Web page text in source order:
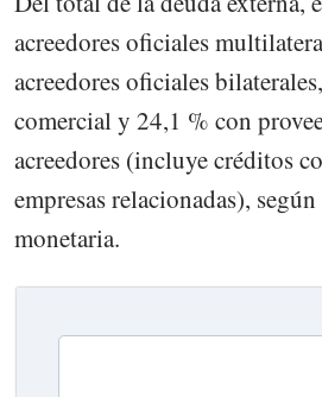
acreedores oficiales
acreedores oficiales
comercial y 24,1 % con
acreedores (incluye créditos
empresas relacionadas),
monetaria.